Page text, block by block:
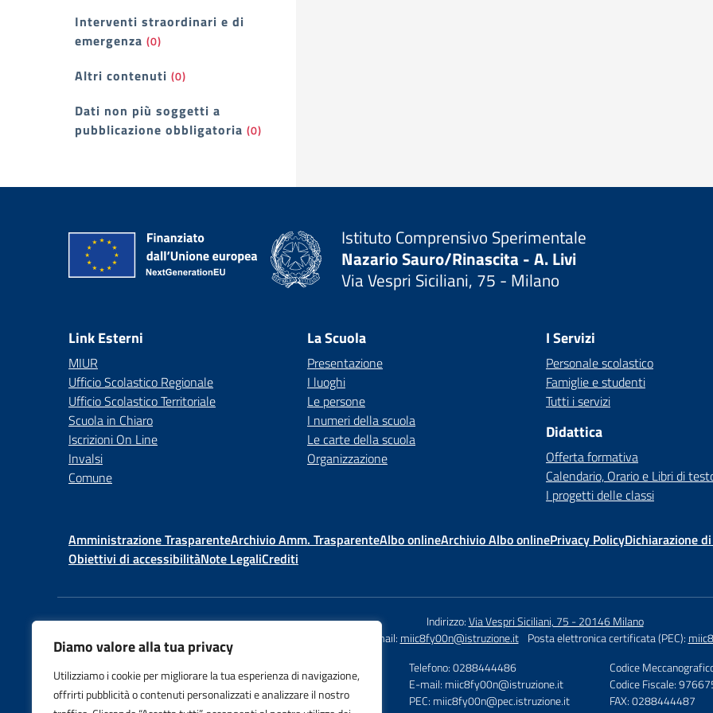
Diamo valore alla tua privacy
Utilizziamo i cookie per migliorare la tua esperienza di navigazione,
offrirti pubblicità o contenuti personalizzati e analizzare il nostro
Interventi straordinari e di
emergenza (0)
Altri contenuti (0)
Dati non più soggetti a
pubblicazione obbligatoria (0)
Istituto Comprensivo Sperimentale
Nazario Sauro/Rinascita - A. Livi
Via Vespri Siciliani, 75 - Milano
Link Esterni
MIUR
Ufficio Scolastico Regionale
Ufficio Scolastico Territoriale
Scuola in Chiaro
Iscrizioni On Line
Invalsi
Comune
La Scuola
Presentazione
I luoghi
Le persone
I numeri della scuola
Le carte della scuola
Organizzazione
I Servizi
Personale scolastico
Famiglie e studenti
Tutti i servizi
Didattica
Offerta formativa
Calendario, Orario e Libri di
I progetti delle classi
Amministrazione TrasparenteArchivio Amm. TrasparenteAlbo onlineArchivio Albo onlinePrivacy PolicyDichiarazione
Obiettivi di accessibilitàNote LegaliCrediti
Indirizzo:Via Vespri Siciliani, 75 - 20146 Milano
Email: miic8fy00n@istruzione.it Posta elettronica certificata (PEC):
Nazario Sauro
Via Vespri Siciliani, 75 - 20146 Milano
Telefono: 0288444486
E-mail: miic8fy00n@istruzione.it
PEC: miic8fy00n@pec.istruzione.it
Codice
Codice Fiscale:
FAX: 0288444487